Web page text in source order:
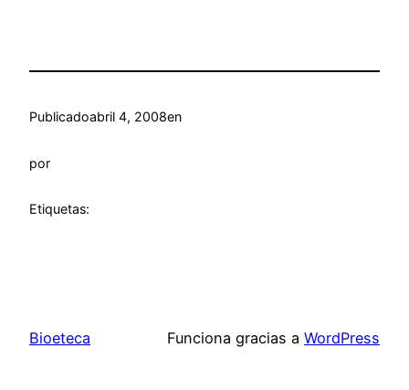
Publicadoabril 4, 2008en
por
Etiquetas:
Bioeteca Funciona gracias a WordPress